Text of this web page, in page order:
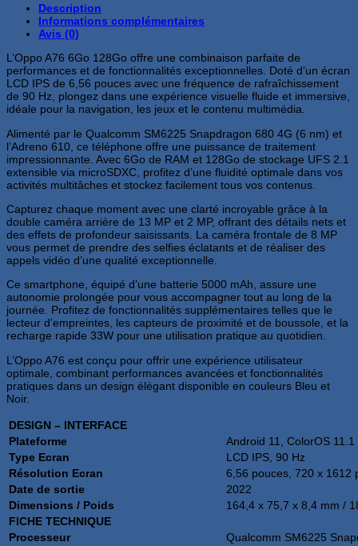
128Go
Bleu
Description
Informations complémentaires
Avis (0)
L’Oppo A76 6Go 128Go offre une combinaison parfaite de
performances et de fonctionnalités exceptionnelles. Doté d’un écran
LCD IPS de 6,56 pouces avec une fréquence de rafraîchissement
de 90 Hz, plongez dans une expérience visuelle fluide et immersive,
idéale pour la navigation, les jeux et le contenu multimédia.
Alimenté par le Qualcomm SM6225 Snapdragon 680 4G (6 nm) et
l’Adreno 610, ce téléphone offre une puissance de traitement
impressionnante. Avec 6Go de RAM et 128Go de stockage UFS 2.1
extensible via microSDXC, profitez d’une fluidité optimale dans vos
activités multitâches et stockez facilement tous vos contenus.
Capturez chaque moment avec une clarté incroyable grâce à la
double caméra arrière de 13 MP et 2 MP, offrant des détails nets et
des effets de profondeur saisissants. La caméra frontale de 8 MP
vous permet de prendre des selfies éclatants et de réaliser des
appels vidéo d’une qualité exceptionnelle.
Ce smartphone, équipé d’une batterie 5000 mAh, assure une
autonomie prolongée pour vous accompagner tout au long de la
journée. Profitez de fonctionnalités supplémentaires telles que le
lecteur d’empreintes, les capteurs de proximité et de boussole, et la
recharge rapide 33W pour une utilisation pratique au quotidien.
L’Oppo A76 est conçu pour offrir une expérience utilisateur
optimale, combinant performances avancées et fonctionnalités
pratiques dans un design élégant disponible en couleurs Bleu et
Noir.
DESIGN – INTERFACE
Plateforme
Android 11, ColorOS 11.1
Type Ecran
LCD IPS, 90 Hz
Résolution Ecran
6,56 pouces, 720 x 1612
Date de sortie
2022
Dimensions / Poids
164,4 x 75,7 x 8,4 mm /
FICHE TECHNIQUE
Processeur
Qualcomm SM6225